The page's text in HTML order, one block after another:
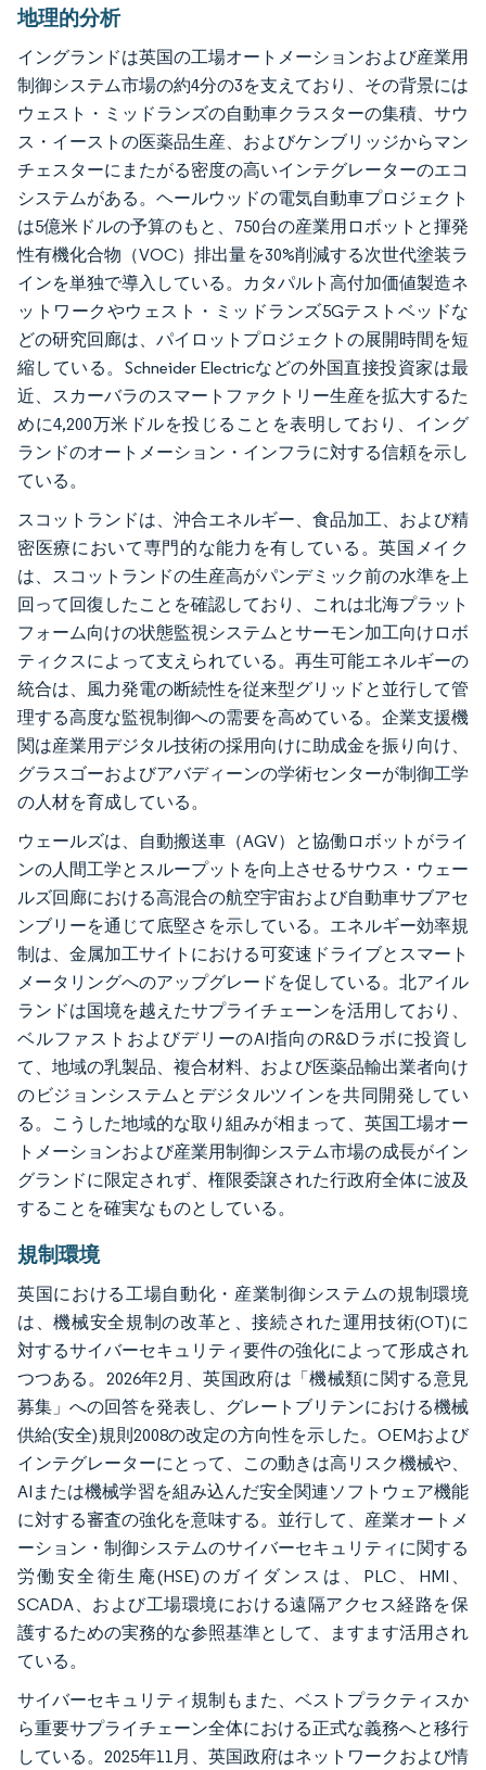
地理的分析
イングランドは英国の工場オートメーションおよび産業用
制御システム市場の約4分の3を支えており、その背景には
ウェスト・ミッドランズの自動車クラスターの集積、サウ
ス・イーストの医薬品生産、およびケンブリッジからマン
チェスターにまたがる密度の高いインテグレーターのエコ
システムがある。ヘールウッドの電気自動車プロジェクト
は5億米ドルの予算のもと、750台の産業用ロボットと揮発
性有機化合物（VOC）排出量を30%削減する次世代塗装ラ
インを単独で導入している。カタパルト高付加価値製造ネ
ットワークやウェスト・ミッドランズ5Gテストベッドな
どの研究回廊は、パイロットプロジェクトの展開時間を短
縮している。Schneider Electricなどの外国直接投資家は最
近、スカーバラのスマートファクトリー生産を拡大するた
めに4,200万米ドルを投じることを表明しており、イング
ランドのオートメーション・インフラに対する信頼を示し
ている。
スコットランドは、沖合エネルギー、食品加工、および精
密医療において専門的な能力を有している。英国メイク
は、スコットランドの生産高がパンデミック前の水準を上
回って回復したことを確認しており、これは北海プラット
フォーム向けの状態監視システムとサーモン加工向けロボ
ティクスによって支えられている。再生可能エネルギーの
統合は、風力発電の断続性を従来型グリッドと並行して管
理する高度な監視制御への需要を高めている。企業支援機
関は産業用デジタル技術の採用向けに助成金を振り向け、
グラスゴーおよびアバディーンの学術センターが制御工学
の人材を育成している。
ウェールズは、自動搬送車（AGV）と協働ロボットがライ
ンの人間工学とスループットを向上させるサウス・ウェー
ルズ回廊における高混合の航空宇宙および自動車サブアセ
ンブリーを通じて底堅さを示している。エネルギー効率規
制は、金属加工サイトにおける可変速ドライブとスマート
メータリングへのアップグレードを促している。北アイル
ランドは国境を越えたサプライチェーンを活用しており、
ベルファストおよびデリーのAI指向のR&Dラボに投資し
て、地域の乳製品、複合材料、および医薬品輸出業者向け
のビジョンシステムとデジタルツインを共同開発してい
る。こうした地域的な取り組みが相まって、英国工場オー
トメーションおよび産業用制御システム市場の成長がイン
グランドに限定されず、権限委譲された行政府全体に波及
することを確実なものとしている。
規制環境
英国における工場自動化・産業制御システムの規制環境
は、機械安全規制の改革と、接続された運用技術(OT)に
対するサイバーセキュリティ要件の強化によって形成され
つつある。2026年2月、英国政府は「機械類に関する意見
募集」への回答を発表し、グレートブリテンにおける機械
供給(安全)規則2008の改定の方向性を示した。OEMおよび
インテグレーターにとって、この動きは高リスク機械や、
AIまたは機械学習を組み込んだ安全関連ソフトウェア機能
に対する審査の強化を意味する。並行して、産業オートメ
ーション・制御システムのサイバーセキュリティに関する
労働安全衛生庵(HSE)のガイダンスは、PLC、HMI、
SCADA、および工場環境における遠隔アクセス経路を保
護するための実務的な参照基準として、ますます活用され
ている。
サイバーセキュリティ規制もまた、ベストプラクティスか
ら重要サプライチェーン全体における正式な義務へと移行
している。2025年11月、英国政府はネットワークおよび情